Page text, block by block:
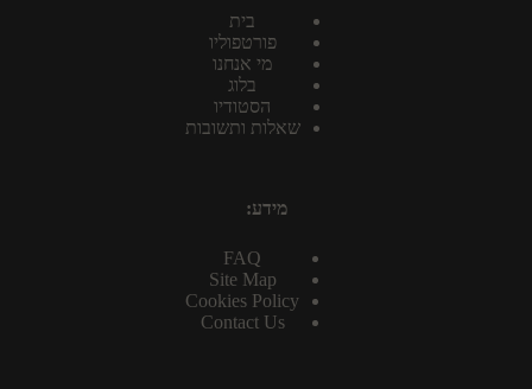
בית
פורטפוליו
מי אנחנו
בלוג
הסטודיו
שאלות ותשובות
מידע:
FAQ
Site Map
Cookies Policy
Contact Us